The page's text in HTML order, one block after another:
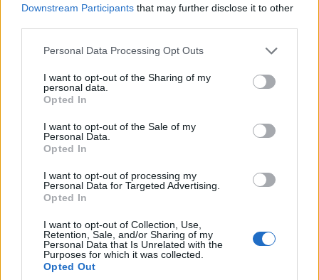
Downstream Participants that may further disclose it to other
Personal Data Processing Opt Outs
I want to opt-out of the Sharing of my
personal data.
Opted In
I want to opt-out of the Sale of my
Personal Data.
Opted In
I want to opt-out of processing my
Personal Data for Targeted Advertising.
Opted In
I want to opt-out of Collection, Use,
Retention, Sale, and/or Sharing of my
Personal Data that Is Unrelated with the
Purposes for which it was collected.
Opted Out
kapcsolatban már egy ideje keringenek a pletykák
a piac, egész pontosan azóta, hogy a cég
menesztette Carol Bartz vezérigazgatót.
A megnevezni nem kívánt források közölték, hogy a
bostoni székhelyű kockázati tőketársaság még nem hozott
a Yahoo-ra. Eközben egy másik private equity cég, a Silver
Lake a Microsofttal közösen kíván vételi ajánlatot tenni egy
nevük elhallgatását kérő...
KEDVES OLVASÓNK!
A keresett cikk a portfolio.hu hírarchívumához
tartozik, melynek olvasása előfizetéses